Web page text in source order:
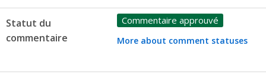
Statut du
commentaire
Commentaire approuvé
More about comment statuses